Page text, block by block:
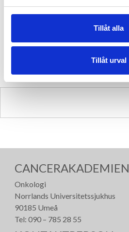
Tillåt alla
Tillåt urval
CANCERAKADEMIEN
Onkologi
Norrlands Universitetssjukhus
90185 Umeå
Tel: 090 – 785 28 55